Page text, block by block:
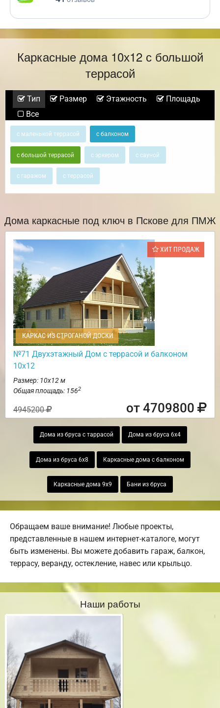
Каркасные дома 10х12 с большой
террасой
Тип Размер Этажность
Площадь
Все
с маленькой террасой с балконом
с большой террасой с эркером с сауной
с гаражом с террасой
Дома каркасные под ключ в Пскове для ПМЖ
ХИТ ПРОДАЖ
КАРКАС ИЗ СТРОГАНОЙ ДОСКИ
№71 Двухэтажный Дом с террасой и балконом
10х12
Размер: 10х12 м
Общая площадь: 1562
4945200 от 4709800
Дома из бруса с таррасой Дома из бруса 6х4
Дома из бруса 6х8 Каркасные дома с балконом
Каркасные дома 9х9 Бани из бруса
Обращаем ваше внимание! Любые проекты,
представленные в нашем интернет-каталоге, могут
быть изменены. Вы можете добавить гараж, балкон,
террасу, веранду, остекление, навес или крыльцо.
Наши работы